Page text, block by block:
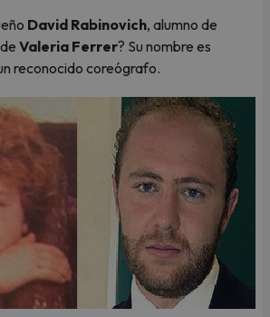
David Rabinovich, alumno de
Valeria Ferrer? Su nombre es
reconocido coreógrafo.